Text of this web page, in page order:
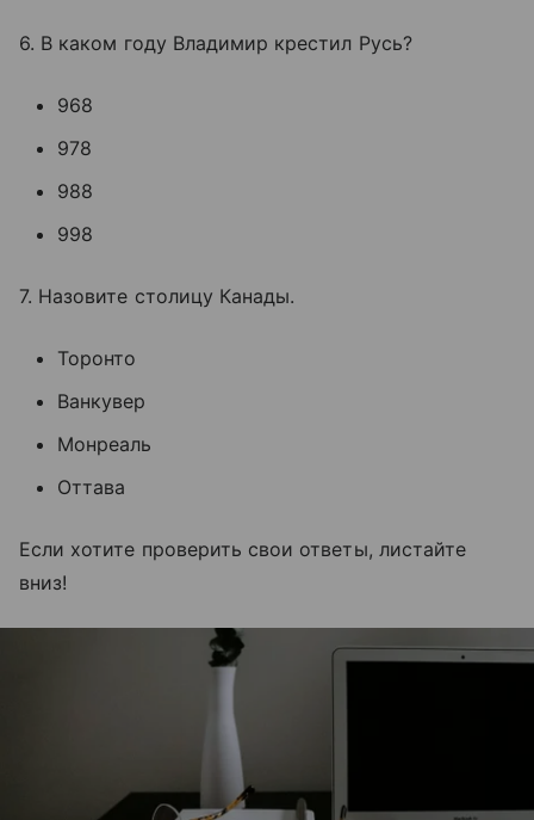
6. В каком году Владимир крестил Русь?
968
978
988
998
7. Назовите столицу Канады.
Торонто
Ванкувер
Монреаль
Оттава
Если хотите проверить свои ответы, листайте
вниз!